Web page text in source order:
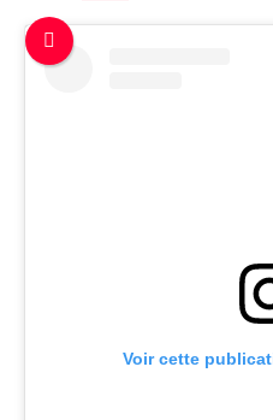
Voir cette